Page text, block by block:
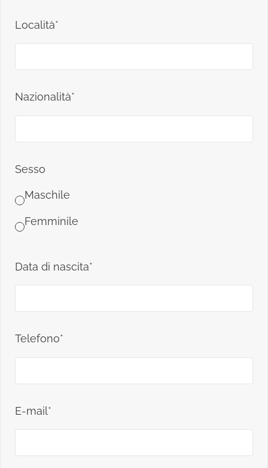
Località*
Nazionalità*
Sesso
Maschile
Femminile
Data di nascita*
Telefono*
E-mail*